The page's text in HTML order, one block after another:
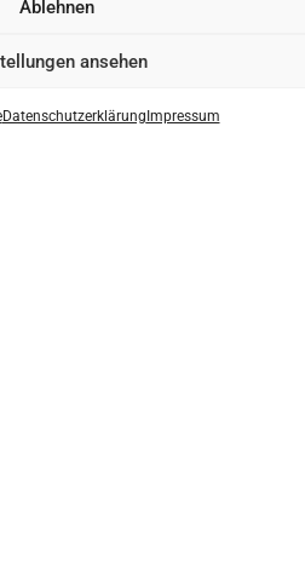
Ablehnen
ansehen
Datenschutzerklärung Impressum